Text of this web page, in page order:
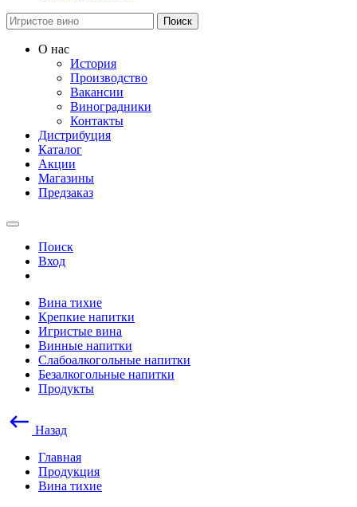
Поиск
О нас
История
Производство
Вакансии
Виноградники
Контакты
Дистрибуция
Каталог
Акции
Магазины
Предзаказ
Поиск
Вход
Вина тихие
Крепкие напитки
Игристые вина
Винные напитки
Слабоалкогольные напитки
Безалкогольные напитки
Продукты
Назад
Главная
Продукция
Вина тихие